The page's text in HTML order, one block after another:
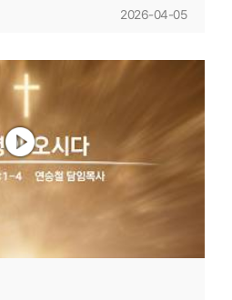
2026-04-05